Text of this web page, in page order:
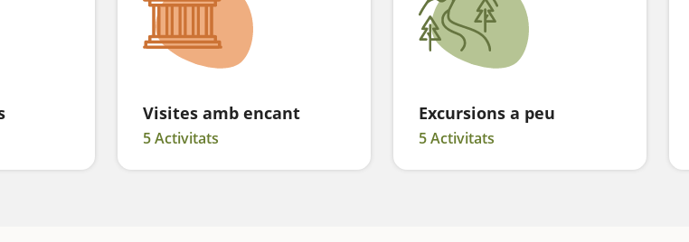
Visites amb encant
5 Activitats
Excursions a peu
5 Activitats